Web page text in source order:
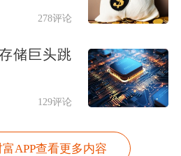
之前限制50岁以后就
在50岁的建筑工人很
的，只要体检能过，
作后，他的退休金是
278评论
储巨头跳
129评论
APP查看更多内容